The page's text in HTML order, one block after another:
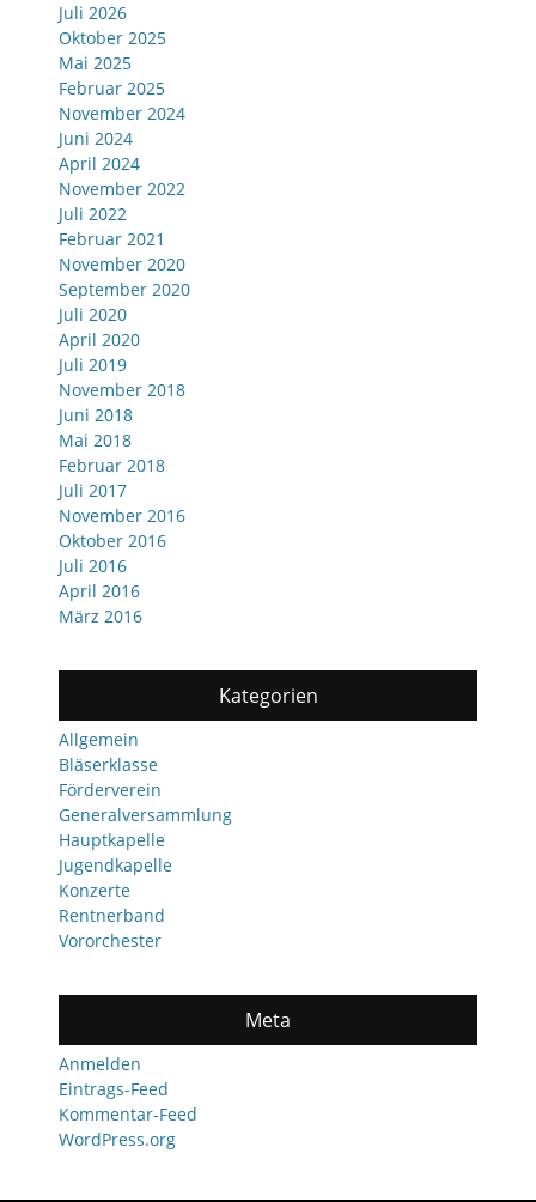
Juli 2026
Oktober 2025
Mai 2025
Februar 2025
November 2024
Juni 2024
April 2024
November 2022
Juli 2022
Februar 2021
November 2020
September 2020
Juli 2020
April 2020
Juli 2019
November 2018
Juni 2018
Mai 2018
Februar 2018
Juli 2017
November 2016
Oktober 2016
Juli 2016
April 2016
März 2016
Kategorien
Allgemein
Bläserklasse
Förderverein
Generalversammlung
Hauptkapelle
Jugendkapelle
Konzerte
Rentnerband
Vororchester
Meta
Anmelden
Eintrags-Feed
Kommentar-Feed
WordPress.org